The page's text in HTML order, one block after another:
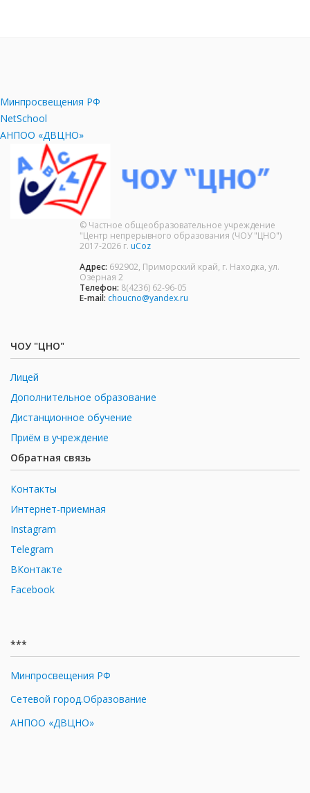
Минпросвещения РФ
NetSchool
АНПОО «ДВЦНО»
© Частное общеобразовательное учреждение
"Центр непрерывного образования (ЧОУ "ЦНО")
2017-2026 г. uCoz
Адрес: 692902, Приморский край, г. Находка, ул.
Озерная 2
Телефон: 8(4236) 62-96-05
E-mail: choucno@yandex.ru
ЧОУ "ЦНО"
Лицей
Дополнительное образование
Дистанционное обучение
Приём в учреждение
Обратная связь
Контакты
Интернет-приемная
Instagram
Telegram
ВКонтакте
Facebook
***
Минпросвещения РФ
Сетевой город.Образование
АНПОО «ДВЦНО»